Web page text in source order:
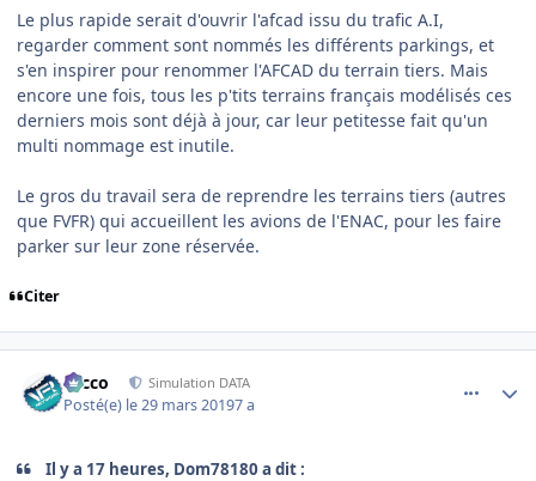
Le plus rapide serait d'ouvrir l'afcad issu du trafic A.I,
regarder comment sont nommés les différents parkings, et
s'en inspirer pour renommer l'AFCAD du terrain tiers. Mais
encore une fois, tous les p'tits terrains français modélisés ces
derniers mois sont déjà à jour, car leur petitesse fait qu'un
multi nommage est inutile.
Le gros du travail sera de reprendre les terrains tiers (autres
que FVFR) qui accueillent les avions de l'ENAC, pour les faire
parker sur leur zone réservée.
Citer
Nicco Simulation DATA
Posté(e) le 29 mars 20197 a
Il y a 17 heures, Dom78180 a dit :